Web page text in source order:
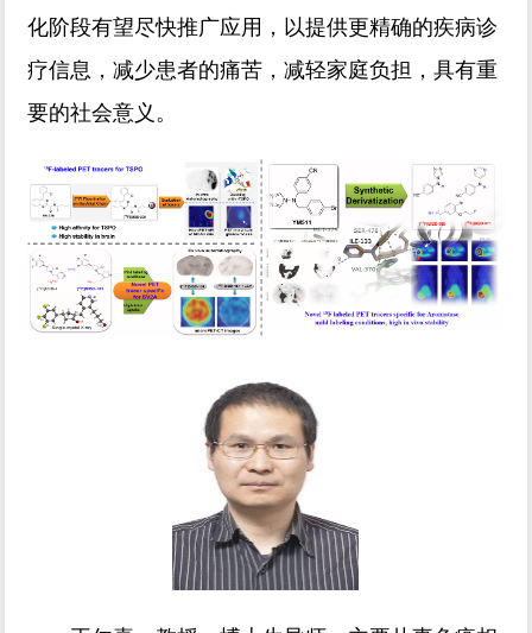
化阶段有望尽快推广应用，以提供更精确的疾病诊
疗信息，减少患者的痛苦，减轻家庭负担，具有重
要的社会意义。